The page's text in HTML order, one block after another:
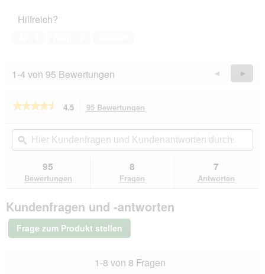
3
Hilfreich?
1-4 von 95 Bewertungen
Zurück
Reviews
◄
Weiter
►
★★★★★
★★★★★
5
lesen
Miamor
Beute
Rind
g
4.5 95 Bewertungen
Aktion
navigierst
du
Hier
Kundenfragen
und
Kundenantworten
durchsuchen
ϙ
95
Bewertungen
8
Fragen
7
Antworten
Kundenfragen und -antworten
Frage zum Produkt stellen
1-8 von 8 Fragen